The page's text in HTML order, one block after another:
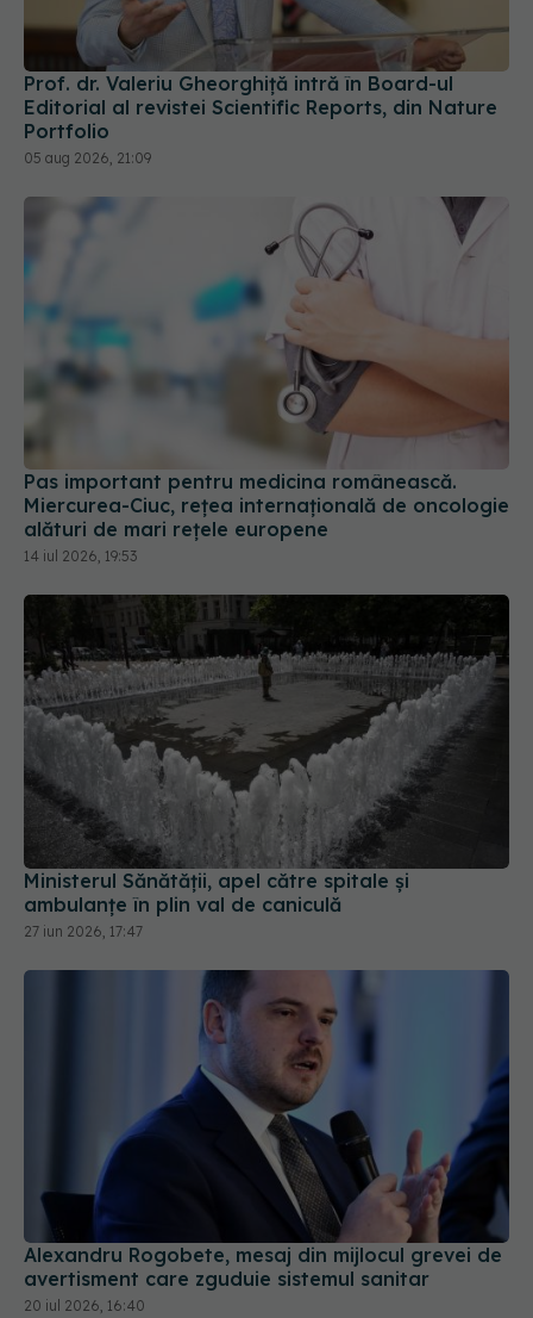
Prof. dr. Valeriu Gheorghiță intră în Board-ul
Editorial al revistei Scientific Reports, din Nature
Portfolio
05 aug 2026, 21:09
Pas important pentru medicina românească.
Miercurea-Ciuc, rețea internațională de oncologie
alături de mari rețele europene
14 iul 2026, 19:53
Ministerul Sănătății, apel către spitale și
ambulanțe în plin val de caniculă
27 iun 2026, 17:47
Alexandru Rogobete, mesaj din mijlocul grevei de
avertisment care zguduie sistemul sanitar
20 iul 2026, 16:40